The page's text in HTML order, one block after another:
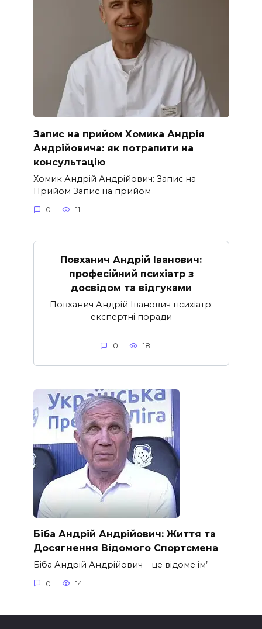
Запис на прийом Хомика Андрія
Андрійовича: як потрапити на
консультацію
Хомик Андрій Андрійович: Запис на
Прийом Запис на прийом
0 11
Повханич Андрій Іванович:
професійний психіатр з
досвідом та відгуками
Повханич Андрій Іванович психіатр:
експертні поради
0 18
Біба Андрій Андрійович: Життя та
Досягнення Відомого Спортсмена
Біба Андрій Андрійович – це відоме ім’
0 14